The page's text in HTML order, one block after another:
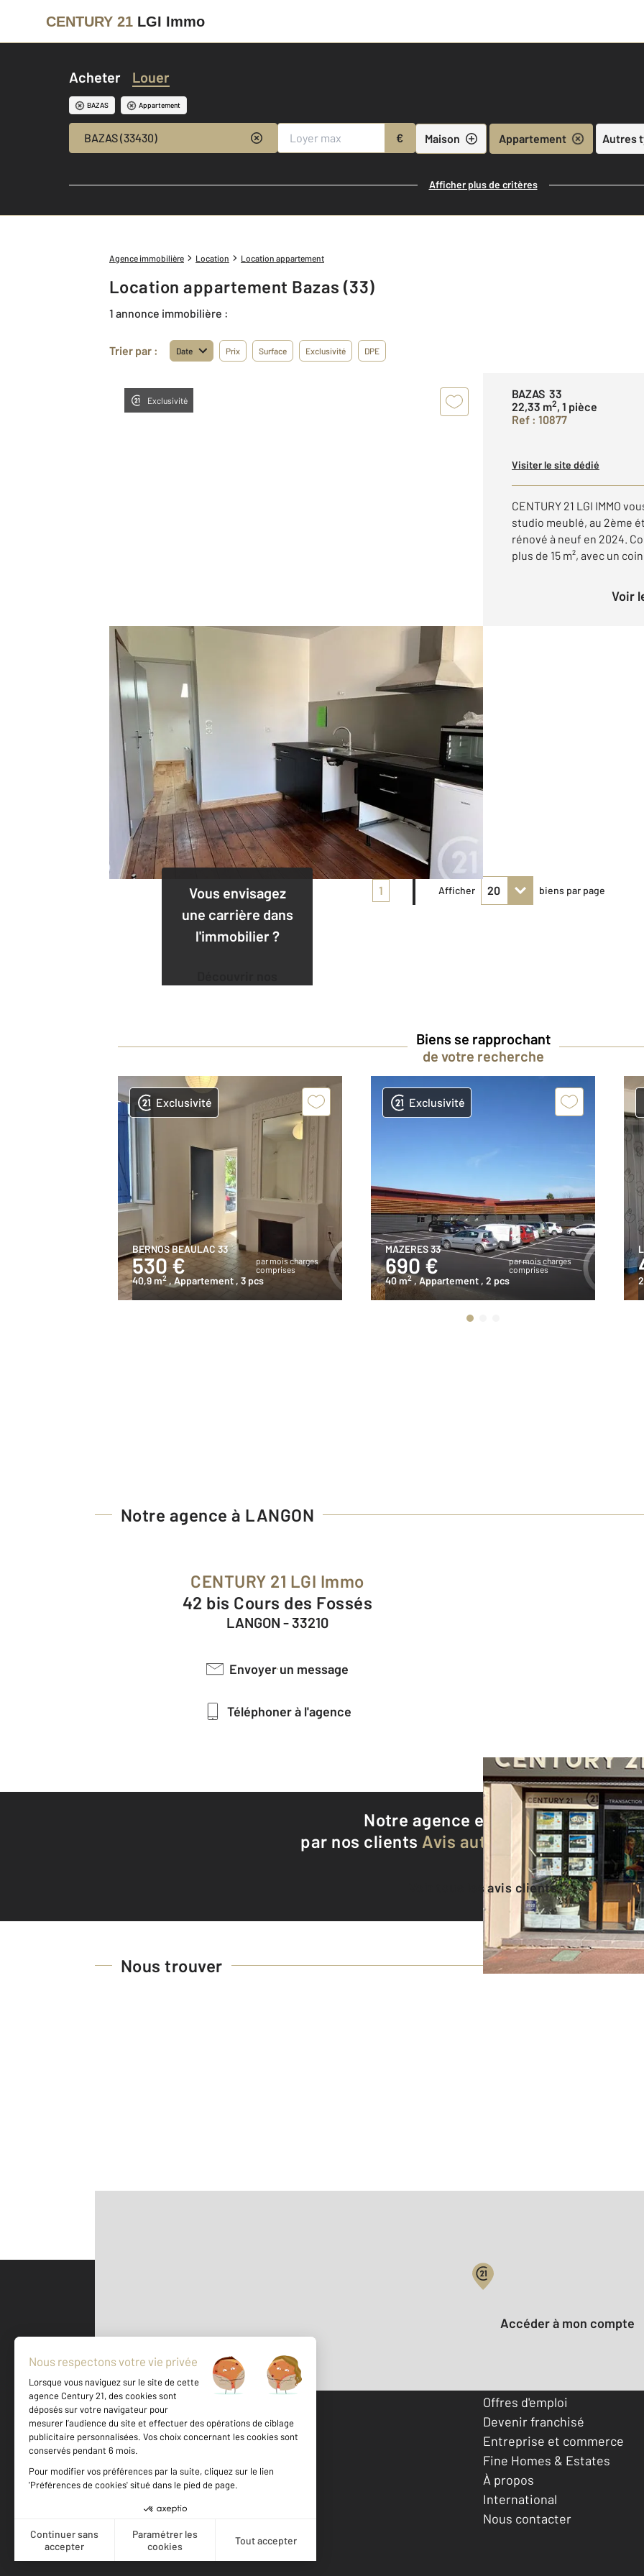
CENTURY 21 LGI Immo
Acheter Louer
BAZAS Appartement
BAZAS (33430) € Maison Appartement Autres
Afficher plus de critères
Agence immobilière Location Location appartement
Location appartement Bazas (33)
1 annonce immobilière :
Trier par : Date Prix Surface Exclusivité DPE
Exclusivité
BAZAS 33
22,33 m2, 1 pièce
Ref : 10877
Visiter le site dédié
CENTURY 21 LGI IMMO
studio meublé, au 2ème
rénové à neuf en 2024.
plus de 15 m², avec un
Voir
Vous envisagez
une carrière dans
l'immobilier ?
1 Afficher biens par page
Biens se rapprochant
de votre recherche
Exclusivité
BERNOS BEAULAC 33
530 €
par mois charges
comprises
40,9 m2 , Appartement, 3 pcs
Exclusivité
MAZERES 33
690 €
par mois charges
comprises
40 m2 , Appartement , 2 pcs
Notre agence à LANGON
CENTURY 21 LGI Immo
42 bis Cours des Fossés
LANGON - 33210
Envoyer un message
Téléphoner à l'agence
Notre agence est notée8,9/10
par nos clients Avis authentifiés par
Voir tous les avis clients
Nous trouver
500 m ©Mappy
Votre compte :
Accéder à mon compte
Votre agence est notée
Achat
Location
Offres d'emploi
Devenir franchisé
Entreprise et commerce
Fine Homes & Estates
À propos
International
Nous contacter